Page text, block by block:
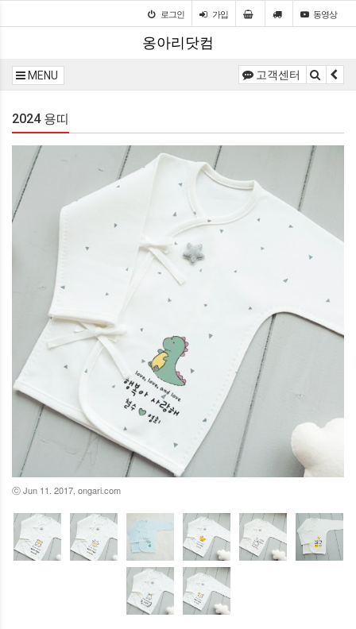
로그인 가입 동영상
옹아리닷컴
MENU 고객센터
2024 용띠
ⓒ Jun 11. 2017, ongari.com